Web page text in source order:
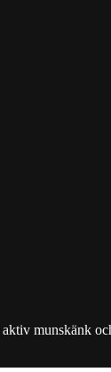
munskänk